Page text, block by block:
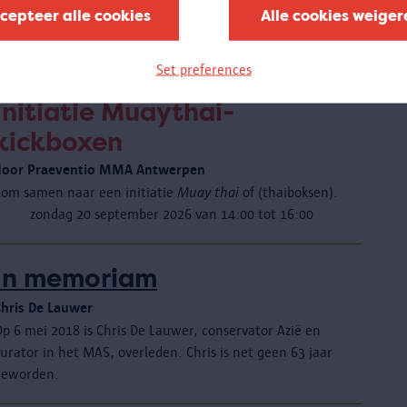
alle cookies Alle cookies
Set preferences
mobiele bezoekers, mensen met een auditieve of
Muaythai-
Praeventio MMA Antwerpen
samen naar een initiatie Muay thai of (thaiboksen).
zondag 20 september 2026 van 14:00 tot 16:00
memoriam
De Lauwer
6 mei 2018 is Chris De Lauwer, conservator Azië en
in het MAS, overleden. Chris is net geen 63 jaar